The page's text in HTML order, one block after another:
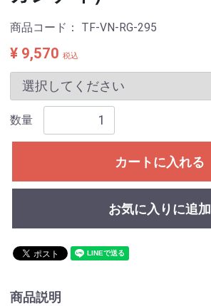
商品コード： TF-VN-RG-295
¥ 9,570 税込
数量
カートに入れる
お気に入りに追加
商品説明